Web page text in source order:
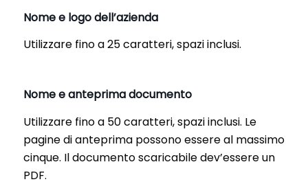
Nome e logo dell’azienda
Utilizzare fino a 25 caratteri, spazi inclusi.
Nome e anteprima documento
Utilizzare fino a 50 caratteri, spazi inclusi. Le
pagine di anteprima possono essere al massimo
cinque. Il documento scaricabile dev’essere un
PDF.